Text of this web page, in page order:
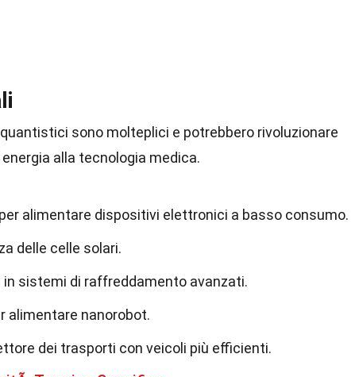
sono molteplici e potrebbero rivoluzionare
alla tecnologia medica.
alimentare dispositivi elettronici a basso consumo.
delle celle solari.
sistemi di raffreddamento avanzati.
alimentare nanorobot.
dei trasporti con veicoli più efficienti.